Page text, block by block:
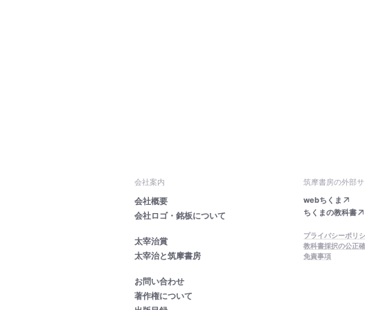
会社案内
会社概要
会社ロゴ・銘板について
太宰治賞
太宰治と筑摩書房
お問い合わせ
著作権について
筑摩書房の外部サ
webちくま
ちくまの教科書
プライバシーポリ
教科書採択の公正
免責事項